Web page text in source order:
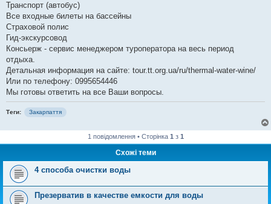
Транспорт (автобус)
Все входные билеты на бассейны
Страховой полис
Гид-экскурсовод
Консьерж - сервис менеджером туроператора на весь период
отдыха.
Детальная информация на сайте: tour.tt.org.ua/ru/thermal-water-wine/
Или по телефону: 0995654446
Мы готовы ответить на все Ваши вопросы.
Теги: Закарпаття
1 повідомлення • Сторінка 1 з 1
Схожі теми
4 способа очистки воды
Презерватив в качестве емкости для воды